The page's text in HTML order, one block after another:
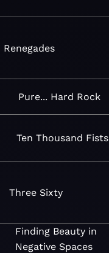
Renegades
Pure... Hard Rock
Ten Thousand Fists
Three Sixty
Finding Beauty in
Negative Spaces